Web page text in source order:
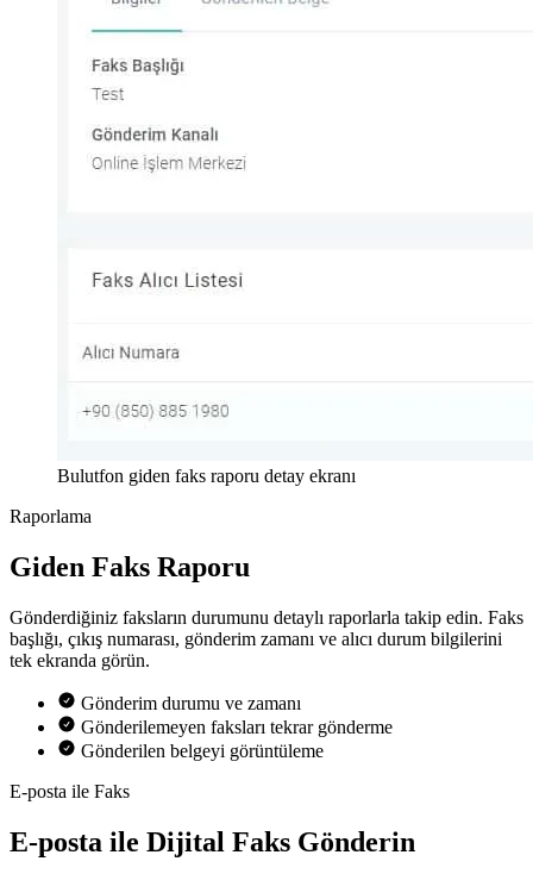
Bulutfon giden faks raporu detay ekranı
Raporlama
Giden Faks Raporu
Gönderdiğiniz faksların durumunu detaylı raporlarla takip edin. Faks
başlığı, çıkış numarası, gönderim zamanı ve alıcı durum bilgilerini
tek ekranda görün.
Gönderim durumu ve zamanı
Gönderilemeyen faksları tekrar gönderme
Gönderilen belgeyi görüntüleme
E-posta ile Faks
E-posta ile Dijital Faks Gönderin